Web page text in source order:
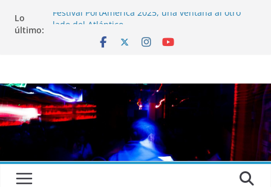
Lo
último:
Festival PortAmérica 2025, una ventana al otro
lado del Atlántico
El Atlantic Fest 2025 propone un menú musical
realmente exquisito
Entrevista a RUMIA
Entrevista a mariagrep